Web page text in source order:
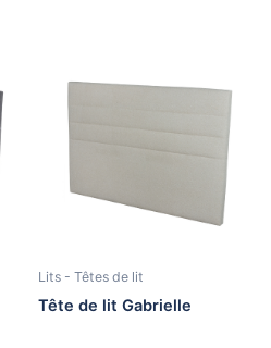
Lits - Têtes de lit
Tête de lit Gabrielle